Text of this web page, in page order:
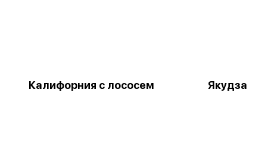
Калифорния с лососем Якудза